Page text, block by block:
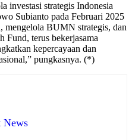
investasi strategis Indonesia
Subianto pada Februari 2025
mengelola BUMN strategis, dan
Fund, terus bekerjasama
kepercayaan dan
pungkasnya. (*)
News